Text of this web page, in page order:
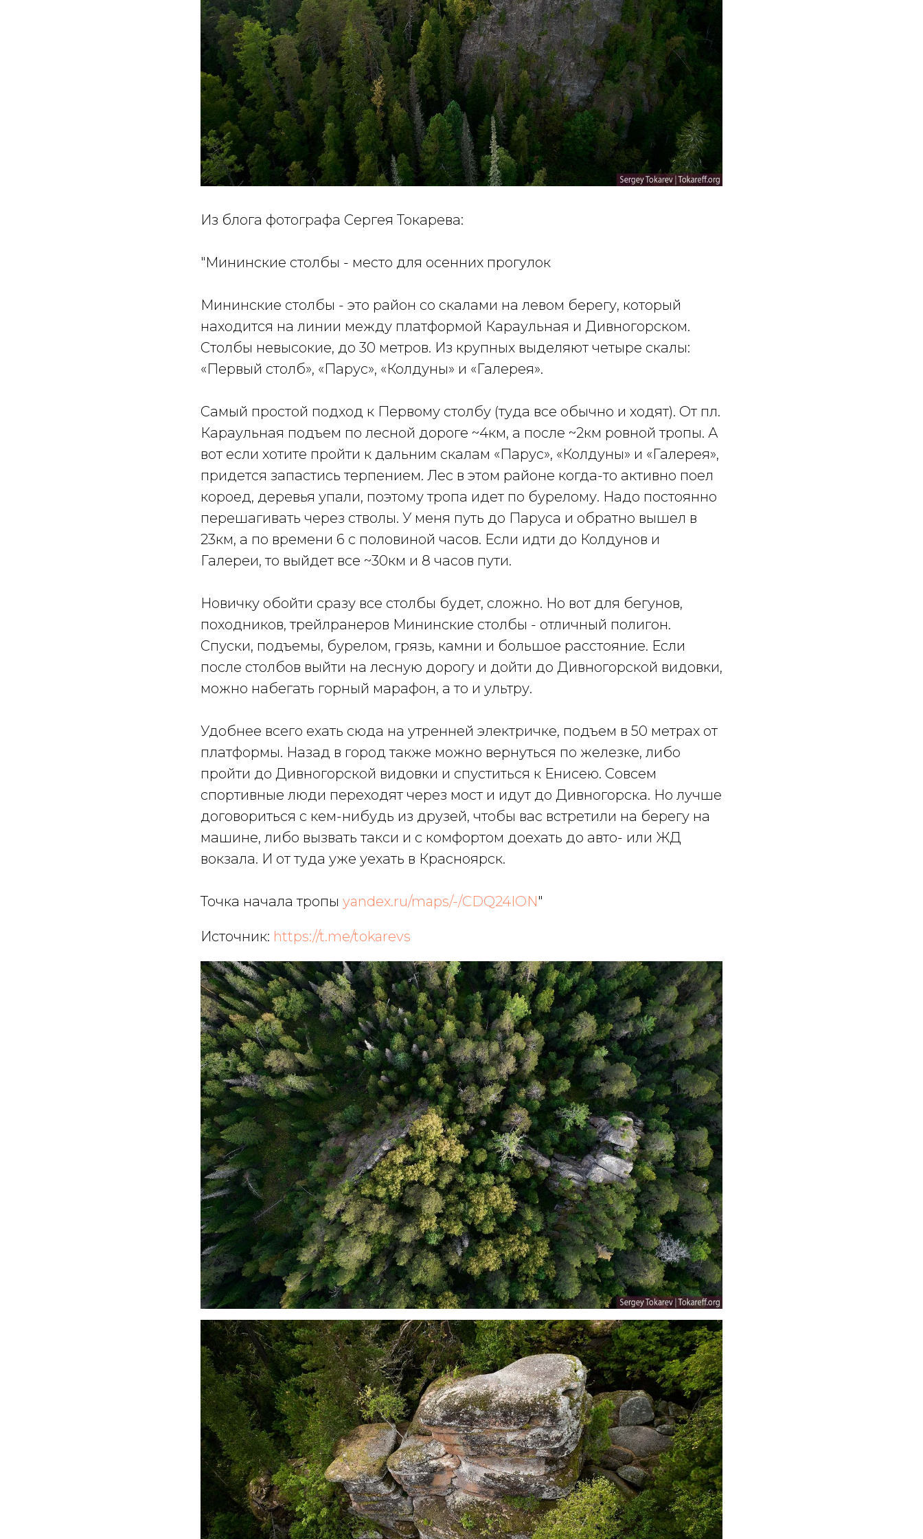
Из блога фотографа Сергея Токарева:
"Мининские столбы - место для осенних прогулок
Мининские столбы - это район со скалами на левом берегу, который
находится на линии между платформой Караульная и Дивногорском.
Столбы невысокие, до 30 метров. Из крупных выделяют четыре скалы:
«Первый столб», «Парус», «Колдуны» и «Галерея».
Самый простой подход к Первому столбу (туда все обычно и ходят). От пл.
Караульная подъем по лесной дороге ~4км, а после ~2км ровной тропы. А
вот если хотите пройти к дальним скалам «Парус», «Колдуны» и «Галерея»,
придется запастись терпением. Лес в этом районе когда-то активно поел
короед, деревья упали, поэтому тропа идет по бурелому. Надо постоянно
перешагивать через стволы. У меня путь до Паруса и обратно вышел в
23км, а по времени 6 с половиной часов. Если идти до Колдунов и
Галереи, то выйдет все ~30км и 8 часов пути.
Новичку обойти сразу все столбы будет, сложно. Но вот для бегунов,
походников, трейлранеров Мининские столбы - отличный полигон.
Спуски, подъемы, бурелом, грязь, камни и большое расстояние. Если
после столбов выйти на лесную дорогу и дойти до Дивногорской видовки,
можно набегать горный марафон, а то и ультру.
Удобнее всего ехать сюда на утренней электричке, подъем в 50 метрах от
платформы. Назад в город также можно вернуться по железке, либо
пройти до Дивногорской видовки и спуститься к Енисею. Совсем
спортивные люди переходят через мост и идут до Дивногорска. Но лучше
договориться с кем-нибудь из друзей, чтобы вас встретили на берегу на
машине, либо вызвать такси и с комфортом доехать до авто- или ЖД
вокзала. И от туда уже уехать в Красноярск.
Точка начала тропы yandex.ru/maps/-/CDQ24ION"
Источник: https://t.me/tokarevs